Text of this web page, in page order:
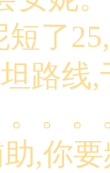
了
路线
。
,你